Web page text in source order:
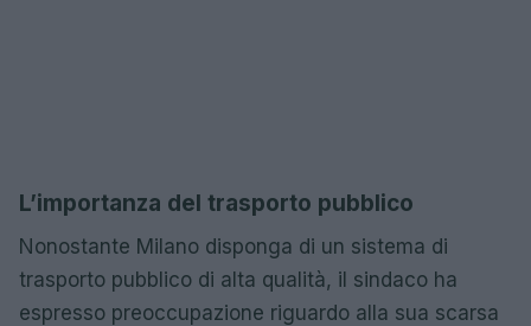
L’importanza del trasporto pubblico
Nonostante Milano disponga di un sistema di
trasporto pubblico di alta qualità, il sindaco ha
espresso preoccupazione riguardo alla sua scarsa